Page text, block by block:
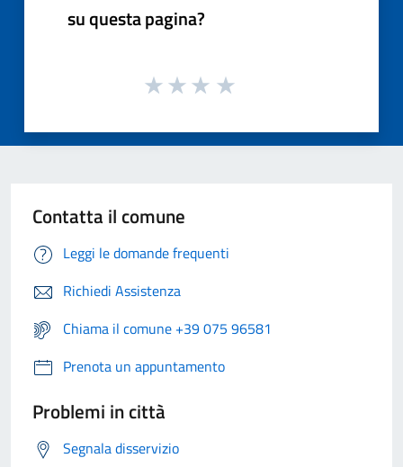
su questa pagina?
Contatta il comune
Leggi le domande frequenti
Richiedi Assistenza
Chiama il comune +39 075 96581
Prenota un appuntamento
Problemi in città
Segnala disservizio